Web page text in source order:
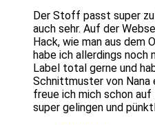
Der Stoff passt super
auch sehr. Auf der
Hack, wie man aus dem
habe ich allerdings noch
Label total gerne und
Schnittmuster von Nana
freue ich mich schon
super gelingen und